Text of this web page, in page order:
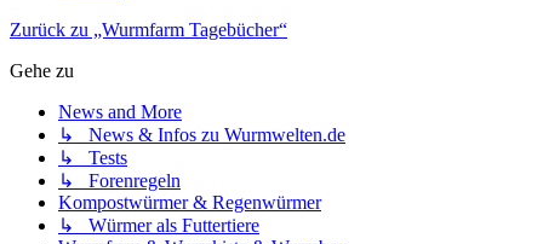
Zurück zu „Wurmfarm Tagebücher“
Gehe zu
News and More
↳ News & Infos zu Wurmwelten.de
↳ Tests
↳ Forenregeln
Kompostwürmer & Regenwürmer
↳ Würmer als Futtertiere